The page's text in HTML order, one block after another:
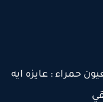
حمراء : عايزه ايه